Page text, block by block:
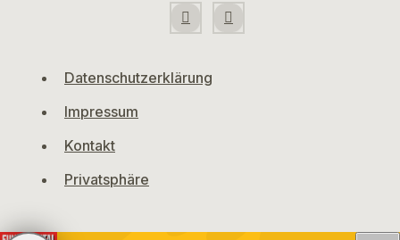
Datenschutzerklärung
Impressum
Kontakt
Privatsphäre